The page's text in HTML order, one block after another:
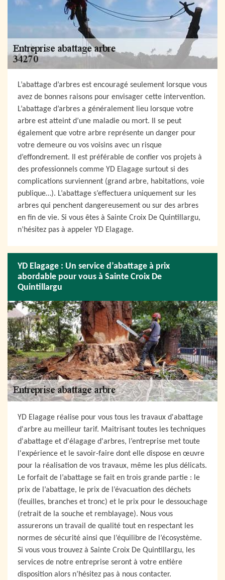
L’abattage d’arbres est encouragé seulement lorsque vous
avez de bonnes raisons pour envisager cette intervention.
L’abattage d’arbres a généralement lieu lorsque votre
arbre est atteint d’une maladie ou mort. Il se peut
également que votre arbre représente un danger pour
votre demeure ou vos voisins avec un risque
d’effondrement. Il est préférable de confier vos projets à
des professionnels comme YD Elagage surtout si des
complications surviennent (grand arbre, habitations, voie
publique…). L’abattage s’effectuera uniquement sur les
arbres qui penchent dangereusement ou sur des arbres
en fin de vie. Si vous êtes à Sainte Croix De Quintillargu,
n’hésitez pas à appeler YD Elagage.
YD Elagage : Un service d’abattage à prix
abordable pour vous à Sainte Croix De
Quintillargu
YD Elagage réalise pour vous tous les travaux d'abattage
d'arbre au meilleur tarif. Maitrisant toutes les techniques
d'abattage et d'élagage d'arbres, l’entreprise met toute
l'expérience et le savoir-faire dont elle dispose en œuvre
pour la réalisation de vos travaux, même les plus délicats.
Le forfait de l’abattage se fait en trois grande partie : le
prix de l’abattage, le prix de l’évacuation des déchets
(feuilles, branches et tronc) et le prix pour le dessouchage
(retrait de la souche et remblayage). Nous vous
assurerons un travail de qualité tout en respectant les
normes de sécurité ainsi que l’équilibre de l’écosystème.
Si vous vous trouvez à Sainte Croix De Quintillargu, les
services de notre entreprise seront à votre entière
disposition alors n’hésitez pas à nous contacter.